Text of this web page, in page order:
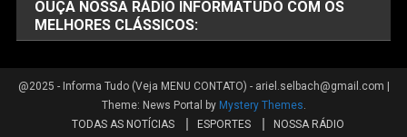
OUÇA NOSSA RÁDIO INFORMATUDO COM OS
MELHORES CLÁSSICOS:
@2025 - Informa Tudo (Veja MENU CONTATO) - ariel.selbach@gmail.com |
Theme: News Portal by Mystery Themes
TODAS AS NOTÍCIAS
ESPORTES
NOSSA RÁDIO